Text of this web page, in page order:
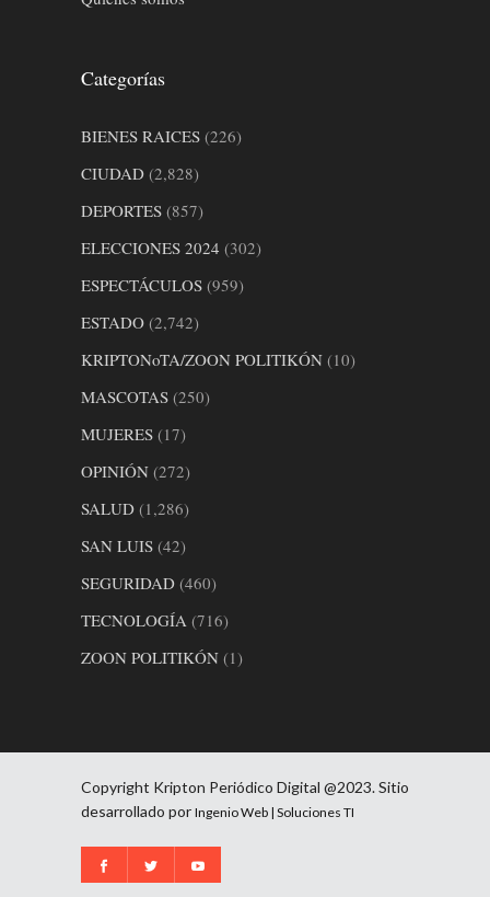
Categorías
BIENES RAICES (226)
CIUDAD (2,828)
DEPORTES (857)
ELECCIONES 2024 (302)
ESPECTÁCULOS (959)
ESTADO (2,742)
KRIPTONoTA/ZOON POLITIKÓN (10)
MASCOTAS (250)
MUJERES (17)
OPINIÓN (272)
SALUD (1,286)
SAN LUIS (42)
SEGURIDAD (460)
TECNOLOGÍA (716)
ZOON POLITIKÓN (1)
Copyright Kripton Periódico Digital @2023. Sitio
desarrollado por Ingenio Web | Soluciones TI